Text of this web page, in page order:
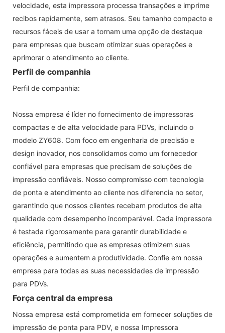
velocidade, esta impressora processa transações e imprime
recibos rapidamente, sem atrasos. Seu tamanho compacto e
recursos fáceis de usar a tornam uma opção de destaque
para empresas que buscam otimizar suas operações e
aprimorar o atendimento ao cliente.
Perfil de companhia
Perfil de companhia:
Nossa empresa é líder no fornecimento de impressoras
compactas e de alta velocidade para PDVs, incluindo o
modelo ZY608. Com foco em engenharia de precisão e
design inovador, nos consolidamos como um fornecedor
confiável para empresas que precisam de soluções de
impressão confiáveis. Nosso compromisso com tecnologia
de ponta e atendimento ao cliente nos diferencia no setor,
garantindo que nossos clientes recebam produtos de alta
qualidade com desempenho incomparável. Cada impressora
é testada rigorosamente para garantir durabilidade e
eficiência, permitindo que as empresas otimizem suas
operações e aumentem a produtividade. Confie em nossa
empresa para todas as suas necessidades de impressão
para PDVs.
Força central da empresa
Nossa empresa está comprometida em fornecer soluções de
impressão de ponta para PDV, e nossa Impressora